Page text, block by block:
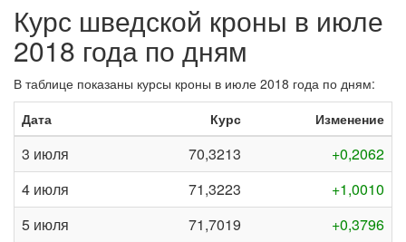
Курс шведской кроны в июле
2018 года по дням
В таблице показаны курсы кроны в июле 2018 года по дням:
Дата
Курс Изменение
3 июля 70,3213
+0,2062
4 июля
71,3223
+1,0010
5 июля
71,7019
+0,3796